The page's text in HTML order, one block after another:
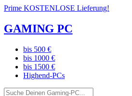
Prime KOSTENLOSE Lieferung!
GAMING PC
bis 500 €
bis 1000 €
bis 1500 €
Highend-PCs